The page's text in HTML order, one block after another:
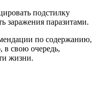
подстилку
заражения паразитами.
по содержанию,
в свою очередь,
жизни.